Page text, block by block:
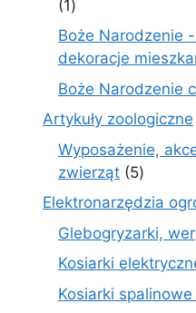
1 1
produkt
Boże Narodzenie
dekoracje
Boże Narodzenie
Artykuły zoologiczne
Wyposażenie,
zwierząt 55
Elektronarzędzia
Glebogryzarki,
Kosiarki
Kosiarki